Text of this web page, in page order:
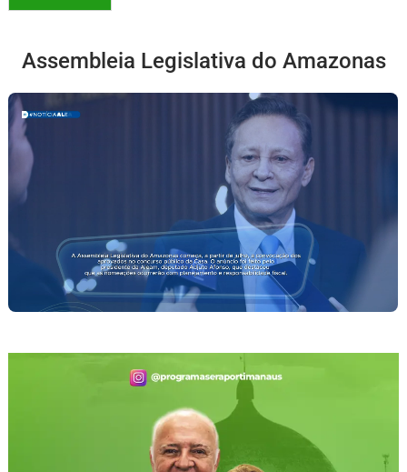
Assembleia Legislativa do Amazonas